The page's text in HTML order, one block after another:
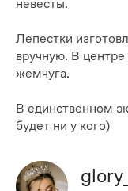
невесты.
Лепестки
вручную. В
жемчуга.
В единственном
будет ни у кого)